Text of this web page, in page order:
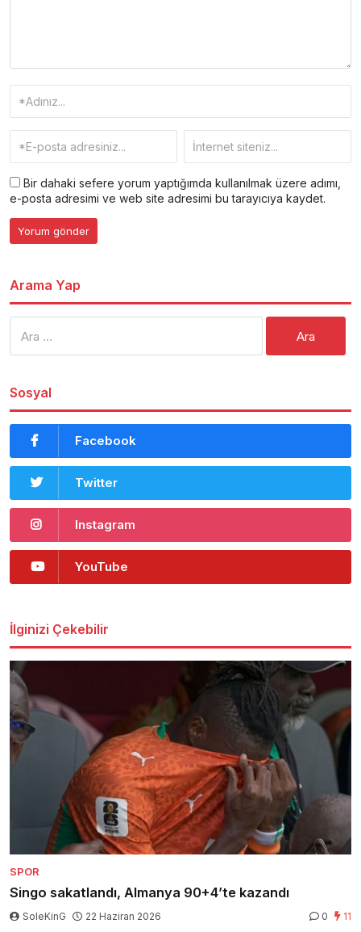
Bir dahaki sefere yorum yaptığımda kullanılmak üzere adımı,
e-posta adresimi ve web site adresimi bu tarayıcıya kaydet.
Arama Yap
Sosyal
Facebook
Twitter
Instagram
YouTube
İlginizi Çekebilir
SPOR
Singo sakatlandı, Almanya 90+4’te kazandı
SoleKinG 22 Haziran 2026 0 11